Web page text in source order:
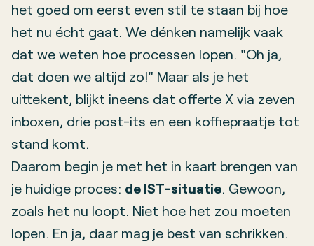
het goed om eerst even stil te staan bij hoe
het nu écht gaat. We dénken namelijk vaak
dat we weten hoe processen lopen. "Oh ja,
dat doen we altijd zo!" Maar als je het
uittekent, blijkt ineens dat offerte X via zeven
inboxen, drie post-its en een koffiepraatje tot
stand komt.
Daarom begin je met het in kaart brengen van
je huidige proces: de IST-situatie. Gewoon,
zoals het nu loopt. Niet hoe het zou moeten
lopen. En ja, daar mag je best van schrikken.